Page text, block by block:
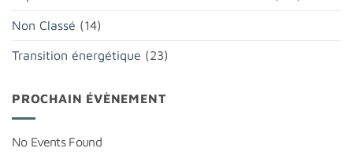
Non Classé (14)
Transition énergétique (23)
PROCHAIN ÉVÈNEMENT
No Events Found